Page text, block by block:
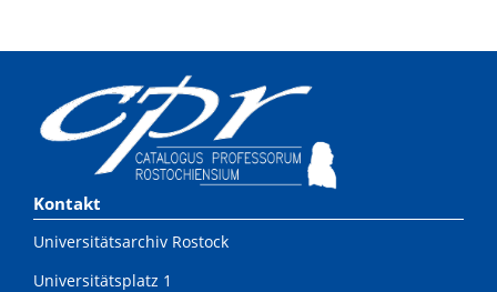
Kontakt
Universitätsarchiv Rostock
Universitätsplatz 1